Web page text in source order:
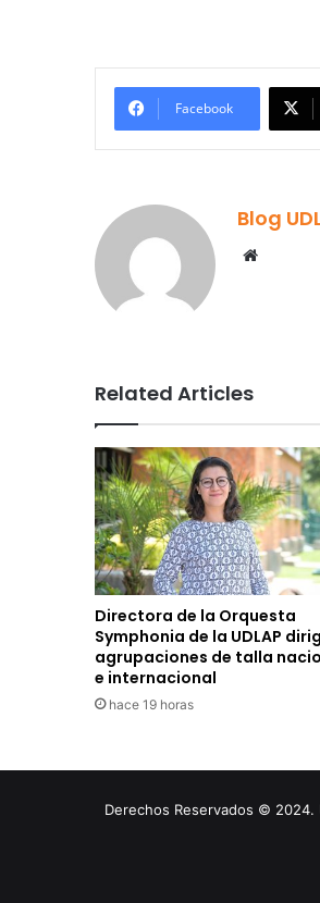
Facebook
Blog
Related Articles
Directora de la Orquesta
Symphonia de la UDLAP
agrupaciones de talla
e internacional
hace 19 horas
Derechos Reservados © 2024.